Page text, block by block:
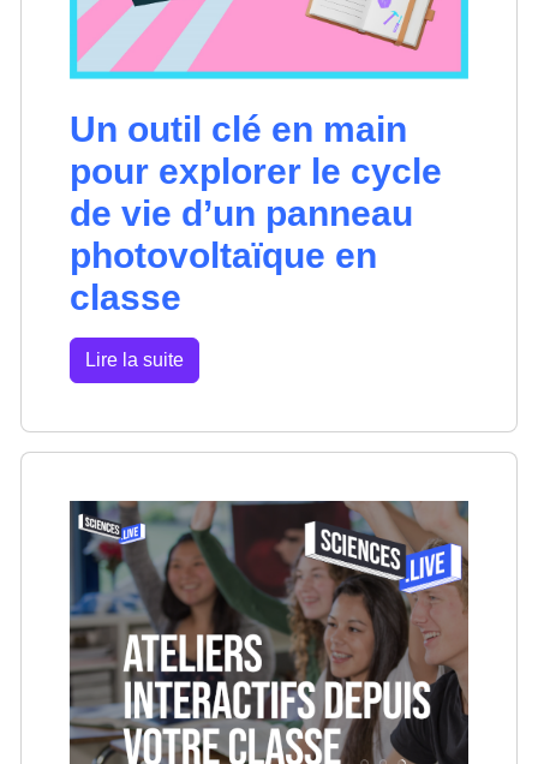
Un outil clé en main
pour explorer le cycle
de vie d’un panneau
photovoltaïque en
classe
Lire la suite